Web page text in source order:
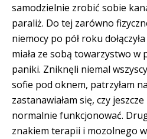
samodzielnie zrobić sobie
paraliż. Do tej zarówno
niemocy po pół roku
miała ze sobą towarzystwo w
paniki. Zniknęli niemal
sofie pod oknem, patrzyłam
zastanawiałam się, czy
normalnie funkcjonować.
znakiem terapii i mozolnego